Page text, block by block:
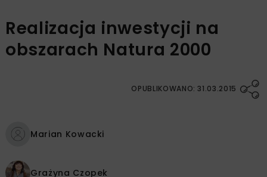
Realizacja inwestycji na
obszarach Natura 2000
OPUBLIKOWANO: 31.03.2015
Marian Kowacki
Grażyna Czopek